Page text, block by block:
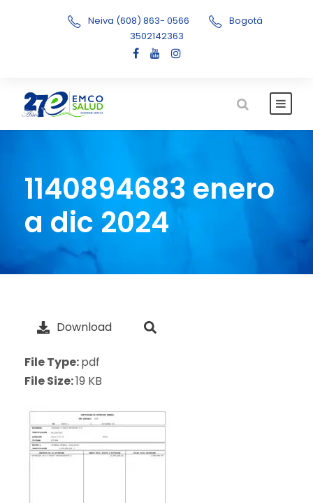
Neiva (608) 863- 0566
Bogotá
3502142363
1140894683 enero
a dic 2024
Download
File Type:pdf
File Size:19 KB